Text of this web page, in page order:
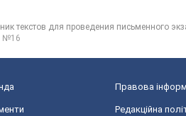
текстов для проведения письменного
№16
Правова
Редакційна